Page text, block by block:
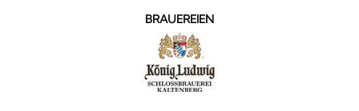
BRAUEREIEN